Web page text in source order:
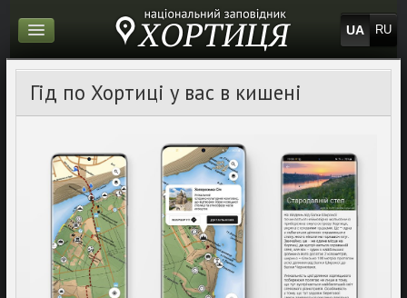
UA RU
Гід по Хортиці у вас в кишені